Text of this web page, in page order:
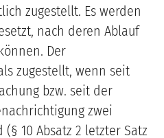
zugestellt. Es werden
nach deren Ablauf
Der
zugestellt, wenn seit
bzw. seit der
zwei
10 Absatz 2 letzter Satz